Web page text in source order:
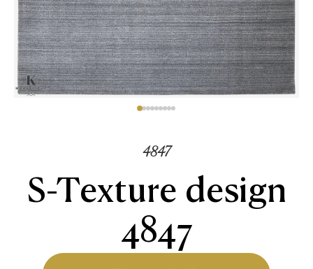
4847
S-Texture design
4847